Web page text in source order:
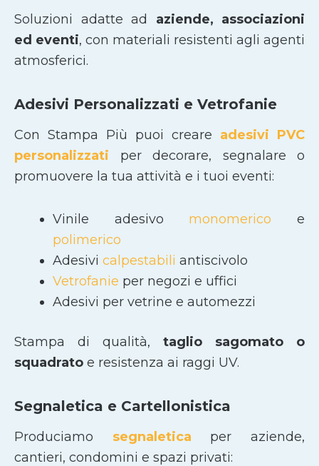
Soluzioni adatte ad aziende, associazioni
ed eventi, con materiali resistenti agli agenti
atmosferici.
Adesivi Personalizzati e Vetrofanie
Con Stampa Più puoi creare adesivi PVC
personalizzati per decorare, segnalare o
promuovere la tua attività e i tuoi eventi:
Vinile adesivo monomerico e
polimerico
Adesivi calpestabili antiscivolo
Vetrofanie per negozi e uffici
Adesivi per vetrine e automezzi
Stampa di qualità, taglio sagomato
o
squadrato e resistenza ai raggi UV.
Segnaletica e Cartellonistica
Produciamo segnaletica per aziende,
cantieri, condomini e spazi privati: